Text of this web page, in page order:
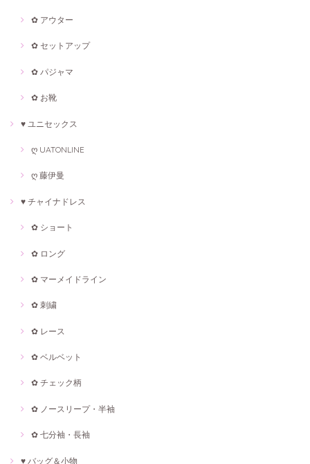
✿ アウター
✿ セットアップ
✿ パジャマ
✿ お靴
♥ ユニセックス
ღ UATONLINE
ღ 藤伊曼
♥ チャイナドレス
✿ ショート
✿ ロング
✿ マーメイドライン
✿ 刺繍
✿ レース
✿ ベルベット
✿ チェック柄
✿ ノースリープ・半袖
✿ 七分袖・長袖
♥ バッグ＆小物